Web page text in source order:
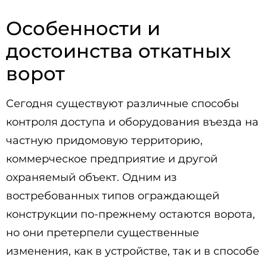
Особенности и
достоинства откатных
ворот
Сегодня существуют различные способы
контроля доступа и оборудования въезда на
частную придомовую территорию,
коммерческое предприятие и другой
охраняемый объект. Одним из
востребованных типов ограждающей
конструкции по-прежнему остаются ворота,
но они претерпели существенные
изменения, как в устройстве, так и в способе